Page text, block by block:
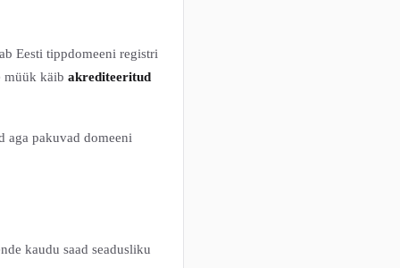
Eesti tippdomeeni registri
müük käib akrediteeritud
aga pakuvad domeeni
kaudu saad seadusliku